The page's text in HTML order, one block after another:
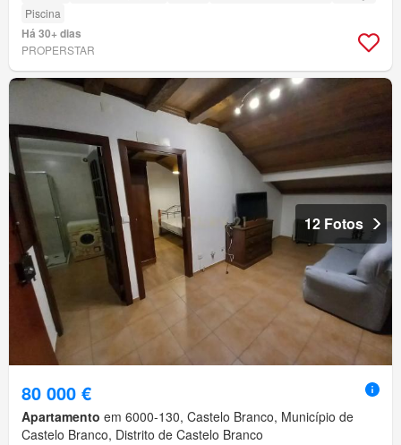
Piscina
Há 30+ dias
PROPERSTAR
12 Fotos
80 000 €
Apartamento em 6000-130, Castelo Branco, Município de
Castelo Branco, Distrito de Castelo Branco